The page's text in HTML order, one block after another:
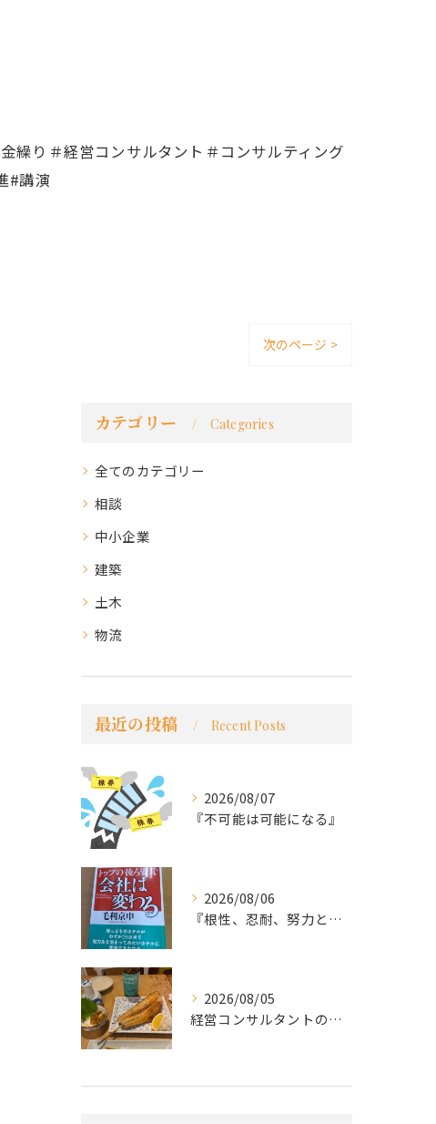
繰り＃経営コンサルタント＃コンサルティング
#講演
次のページ >
カテゴリー Categories
全てのカテゴリー
相談
中小企業
建築
土木
物流
最近の投稿 Recent Posts
2026/08/07
『不可能は可能になる』
2026/08/06
『根性、忍耐、努力という言葉は死語なのか』
2026/08/05
経営コンサルタントのモーちゃん・毛利京申です。